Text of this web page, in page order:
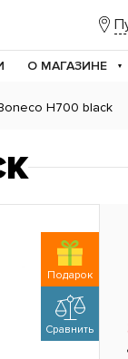
О МАГАЗИНЕ
H700 black
Подарок
Сравнить